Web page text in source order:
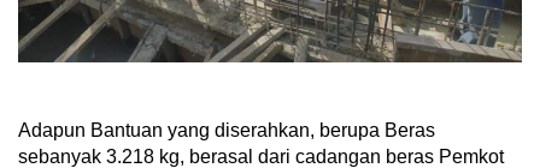
Adapun Bantuan yang diserahkan, berupa Beras
sebanyak 3.218 kg, berasal dari cadangan beras Pemkot